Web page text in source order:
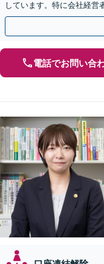
しています。特に会社経営
談ください。【休日・夜間
電話でお問い合